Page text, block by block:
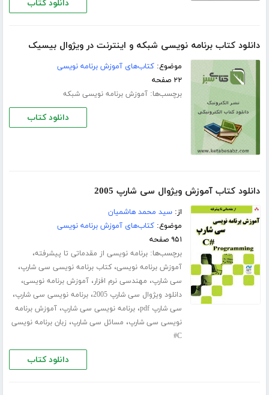
دانلود کتاب
دانلود کتاب برنامه نویسی شبکه و اینترنت در ویژوال بیسیک
موضوع:کتاب‌های آموزش برنامه نویسی
۲۲ صفحه
برچسب‌ها:آموزش برنامه نویسی شبکه
دانلود کتاب
دانلود کتاب آموزش ویژوال سی شارپ 2005
از:سید محمد هاشمیان
موضوع:کتاب‌های آموزش برنامه نویسی
۹۵۱ صفحه
برچسب‌ها:برنامه نویسی از مقدماتی تا پیشرفته،
آموزش برنامه نویسی،کتاب برنامه نویسی سی شارپ،
سی شارپ، مهندسی نرم افزار،آموزش برنامه نویسی،
دانلود ویژوال سی شارپ 2005 ،برنامه نویسی سی شارپ،
سی شارپ pdf ،برنامه نویسی سی شارپ،آموزش برنامه
نویسی سی شارپ، مسائل سی شارپ، زبان برنامه نویسی
C#
دانلود کتاب